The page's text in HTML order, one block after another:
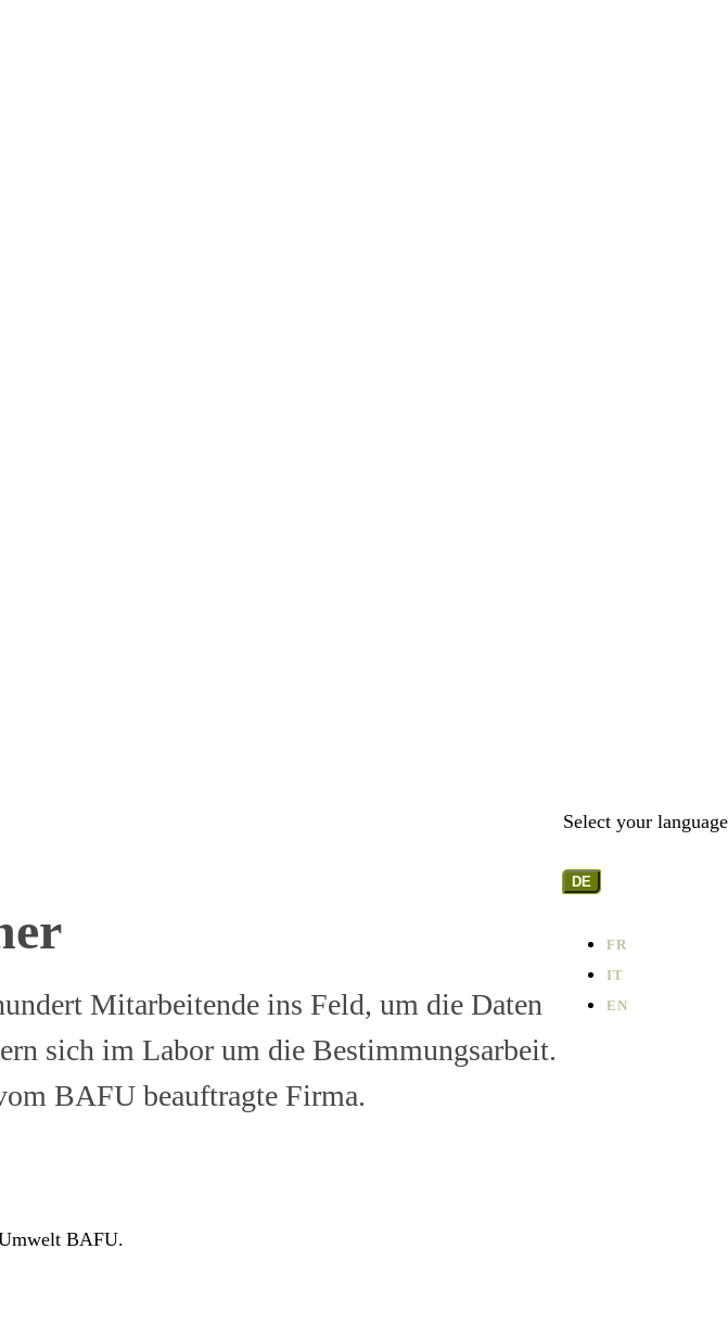
Select your language
DE
FR
IT
EN
Mitarbeitende ins Feld, um die Daten
sich im Labor um die Bestimmungsarbeit.
BAFU beauftragte Firma.
BAFU.